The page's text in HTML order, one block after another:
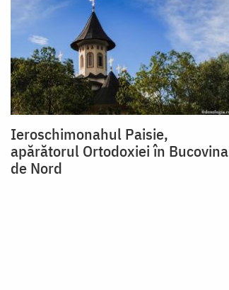
Ieroschimonahul Paisie,
apărătorul Ortodoxiei în Bucovina
de Nord